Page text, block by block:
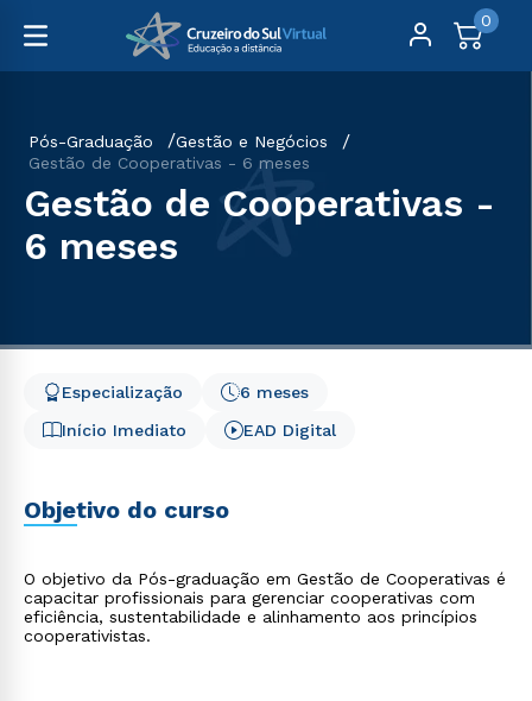
0
Pós-Graduação
Gestão e Negócios
Gestão de Cooperativas - 6 meses
Gestão de Cooperativas -
6 meses
Início Imediato
6 meses
Especialização
EAD Digital
Objetivo do curso
O objetivo da Pós-graduação em Gestão de Cooperativas é
capacitar profissionais para gerenciar cooperativas com
eficiência, sustentabilidade e alinhamento aos princípios
cooperativistas.